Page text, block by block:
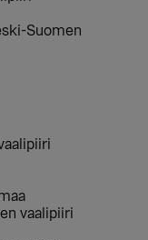
Suomen
vaalipiiri